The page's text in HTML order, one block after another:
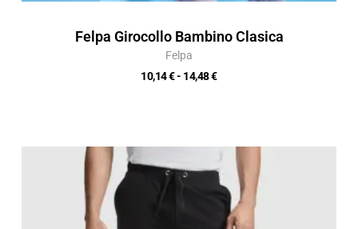
Felpa Girocollo Bambino Clasica
Felpa
10,14€- 14,48€
di
prezzo:
da
10,15 €